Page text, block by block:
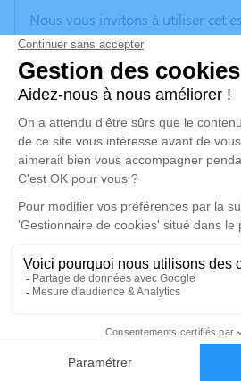
Faire-part
Nous vous invitons à utiliser cet
vos condoléances, partager des
anecdote ou exprimer vos pensées
poèmes ou des textes. Cet
d'expression dédié à honorer la
GANTZER.
Un service de plantation d’arbre
disponible ici.
Cérémonie religieuse
Église Saint Pancrace de
1 rue de l'école